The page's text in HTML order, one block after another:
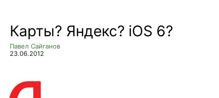
Карты? Яндекс? iOS 6?
Павел Сайганов
23.06.2012